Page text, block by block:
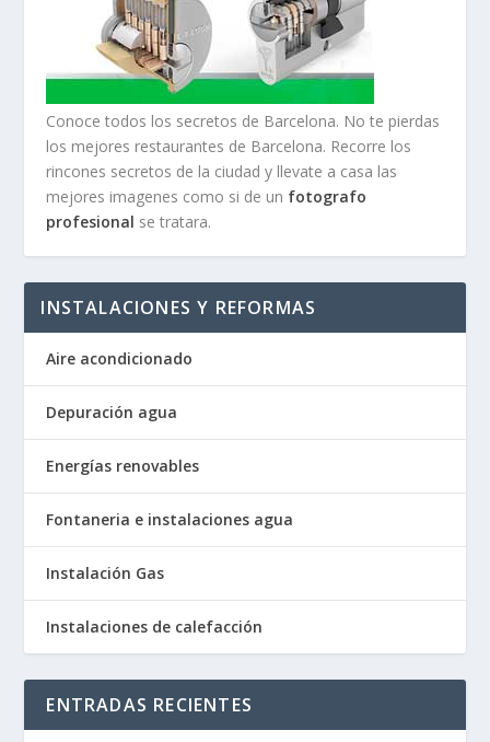
Conoce todos los secretos de Barcelona. No te pierdas
los mejores restaurantes de Barcelona. Recorre los
rincones secretos de la ciudad y llevate a casa las
mejores imagenes como si de un fotografo
profesional se tratara.
INSTALACIONES Y REFORMAS
Aire acondicionado
Depuración agua
Energías renovables
Fontaneria e instalaciones agua
Instalación Gas
Instalaciones de calefacción
ENTRADAS RECIENTES